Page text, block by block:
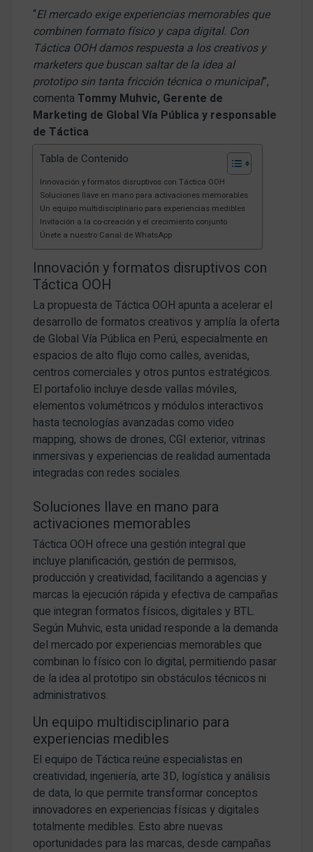
“El mercado exige experiencias memorables que
combinen formato físico y capa digital. Con
Táctica OOH damos respuesta a los creativos y
marketers que buscan saltar de la idea al
prototipo sin tanta fricción técnica o municipal”,
comentaTommy Muhvic, Gerente de
Marketing de Global Vía Pública y responsable
de Táctica
Tabla de Contenido
Innovación y formatos disruptivos con Táctica OOH
Soluciones llave en mano para activaciones memorables
Un equipo multidisciplinario para experiencias medibles
Invitación a la co-creación y el crecimiento conjunto
Únete a nuestro Canal de WhatsApp
Innovación y formatos disruptivos con
Táctica OOH
La propuesta de Táctica OOH apunta a acelerar el
desarrollo de formatos creativos y amplía la oferta
de Global Vía Pública en Perú, especialmente en
espacios de alto flujo como calles, avenidas,
centros comerciales y otros puntos estratégicos.
El portafolio incluye desde vallas móviles,
elementos volumétricos y módulos interactivos
hasta tecnologías avanzadas como video
mapping, shows de drones, CGI exterior, vitrinas
inmersivas y experiencias de realidad aumentada
integradas con redes sociales.
Soluciones llave en mano para
activaciones memorables
Táctica OOH ofrece una gestión integral que
incluye planificación, gestión de permisos,
producción y creatividad, facilitando a agencias y
marcas la ejecución rápida y efectiva de campañas
que integran formatos físicos, digitales y BTL.
Según Muhvic, esta unidad responde a la demanda
del mercado por experiencias memorables que
combinan lo físico con lo digital, permitiendo pasar
de la idea al prototipo sin obstáculos técnicos ni
administrativos.
Un equipo multidisciplinario para
experiencias medibles
El equipo de Táctica reúne especialistas en
creatividad, ingeniería, arte 3D, logística y análisis
de data, lo que permite transformar conceptos
innovadores en experiencias físicas y digitales
totalmente medibles. Esto abre nuevas
oportunidades para las marcas, desde campañas